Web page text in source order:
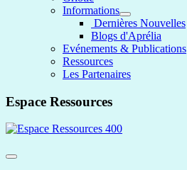
Informations
Dernières Nouvelles
Blogs d'Aprélia
Evénements & Publications
Ressources
Les Partenaires
Espace Ressources